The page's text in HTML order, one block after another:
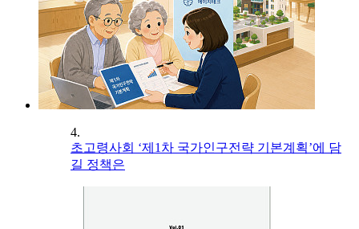
4.
초고령사회 ‘제1차 국가인구전략 기본계획’에 담
길 정책은